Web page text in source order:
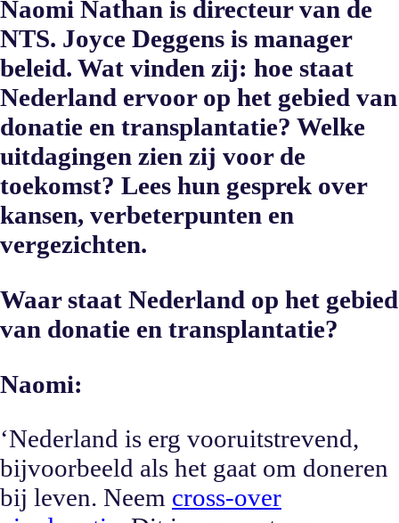
Naomi Nathan is directeur van de
NTS. Joyce Deggens is manager
beleid. Wat vinden zij: hoe staat
Nederland ervoor op het gebied van
donatie en transplantatie? Welke
uitdagingen zien zij voor de
toekomst? Lees hun gesprek over
kansen, verbeterpunten en
vergezichten.
Waar staat Nederland op het gebied
van donatie en transplantatie?
Naomi:
‘Nederland is erg vooruitstrevend,
bijvoorbeeld als het gaat om doneren
bij leven. Neem cross-over